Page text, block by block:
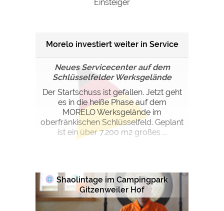
Einsteiger
Morelo investiert weiter in Service
Neues Servicecenter auf dem
Schlüsselfelder Werksgelände
Der Startschuss ist gefallen. Jetzt geht
es in die heiße Phase auf dem
MORELO Werksgelände im
oberfränkischen Schlüsselfeld. Geplant
ist ein über 7.200 m2 großes ...
Shaolintage im Campingpark
Gitzenweiler Hof
https://policies.google.com/privacy
über "COOKIES" geändert werden!